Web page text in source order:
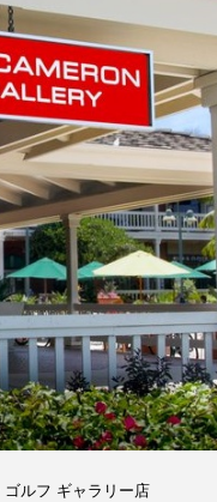
ルフ ギャラリー店